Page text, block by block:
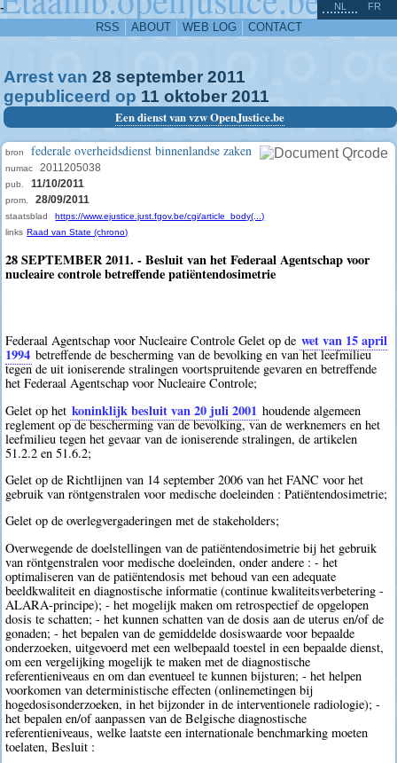
-
RSS ABOUT WEB LOG CONTACT
NL FR
Arrest van 28 september 2011
gepubliceerd op 11 oktober 2011
Een dienst van vzw OpenJustice.be
bron federale overheidsdienst binnenlandse zaken
numac 2011205038
pub. 11/10/2011
prom. 28/09/2011
staatsblad
https://www.ejustice.just.fgov.be/cgi/article_body(...)
links Raad van State (chrono)
28 SEPTEMBER 2011. - Besluit van het Federaal Agentschap voor
nucleaire controle betreffende patiëntendosimetrie
Federaal Agentschap voor Nucleaire Controle Gelet op de wet van 15 april
1994 betreffende de bescherming van de bevolking en van het leefmilieu
tegen de uit ioniserende stralingen voortspruitende gevaren en betreffende
het Federaal Agentschap voor Nucleaire Controle;
Gelet op het koninklijk besluit van 20 juli 2001 houdende algemeen
reglement op de bescherming van de bevolking, van de werknemers en het
leefmilieu tegen het gevaar van de ioniserende stralingen, de artikelen
51.2.2 en 51.6.2;
Gelet op de Richtlijnen van 14 september 2006 van het FANC voor het
gebruik van röntgenstralen voor medische doeleinden : Patiëntendosimetrie;
Gelet op de overlegvergaderingen met de stakeholders;
Overwegende de doelstellingen van de patiëntendosimetrie bij het gebruik
van röntgenstralen voor medische doeleinden, onder andere : - het
optimaliseren van de patiëntendosis met behoud van een adequate
beeldkwaliteit en diagnostische informatie (continue kwaliteitsverbetering -
ALARA-principe); - het mogelijk maken om retrospectief de opgelopen
dosis te schatten; - het kunnen schatten van de dosis aan de uterus en/of de
gonaden; - het bepalen van de gemiddelde dosiswaarde voor bepaalde
onderzoeken, uitgevoerd met een welbepaald toestel in een bepaalde dienst,
om een vergelijking mogelijk te maken met de diagnostische
referentieniveaus en om dan eventueel te kunnen bijsturen; - het helpen
voorkomen van deterministische effecten (onlinemetingen bij
hogedosisonderzoeken, in het bijzonder in de interventionele radiologie); -
het bepalen en/of aanpassen van de Belgische diagnostische
referentieniveaus, welke laatste een internationale benchmarking moeten
toelaten, Besluit :
^